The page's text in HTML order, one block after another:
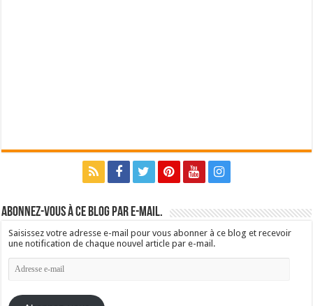
Abonnez-vous à ce blog par e-mail.
Saisissez votre adresse e-mail pour vous abonner à ce blog et recevoir
une notification de chaque nouvel article par e-mail.
Adresse
e-